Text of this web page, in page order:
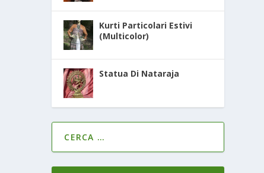
Kurti Particolari Estivi
(Multicolor)
Statua Di Nataraja